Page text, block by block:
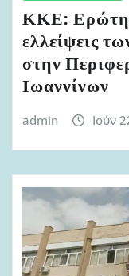
ΚΚΕ:
ελλείψεις
στην
Ιωαννίνων
admin Ιούν